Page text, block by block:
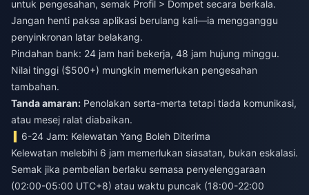
untuk pengesahan, semak Profil > Dompet secara berkala.
Jangan henti paksa aplikasi berulang kali—ia mengganggu
penyinkronan latar belakang.
Pindahan bank: 24 jam hari bekerja, 48 jam hujung minggu.
Nilai tinggi ($500+) mungkin memerlukan pengesahan
tambahan.
Tanda amaran: Penolakan serta-merta tetapi tiada komunikasi,
atau mesej ralat diabaikan.
6-24 Jam: Kelewatan Yang Boleh Diterima
Kelewatan melebihi 6 jam memerlukan siasatan, bukan eskalasi.
Semak jika pembelian berlaku semasa penyelenggaraan
(02:00-05:00 UTC+8) atau waktu puncak (18:00-22:00